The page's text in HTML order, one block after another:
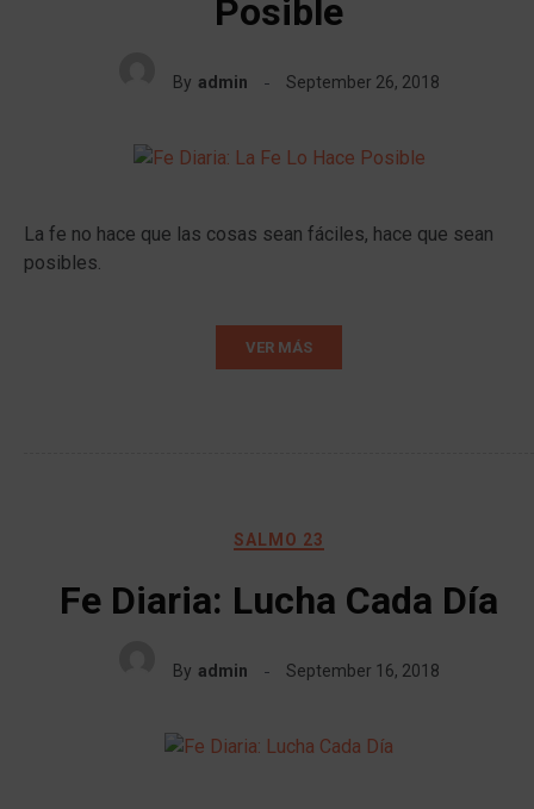
Posible
By admin September 26, 2018
La fe no hace que las cosas sean fáciles, hace que sean
posibles.
VER MÁS
SALMO 23
Fe Diaria: Lucha Cada Día
By admin September 16, 2018